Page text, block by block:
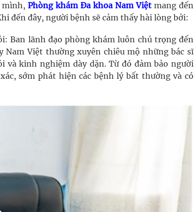
mình, Phòng khám Đa khoa Nam Việtmang đến
đến đây, người bệnh sẽ cảm thấy hài lòng bởi:
Ban lãnh đạo phòng khám luôn chú trọng đến
Nam Việt thường xuyên chiêu mộ những bác sĩ
và kinh nghiệm dày dặn. Từ đó đảm bảo người
sớm phát hiện các bệnh lý bất thường và có